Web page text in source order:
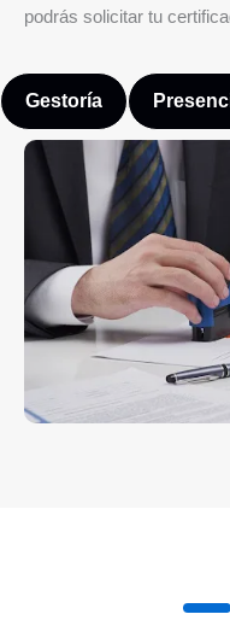
podrás solicitar tu
Gestoría